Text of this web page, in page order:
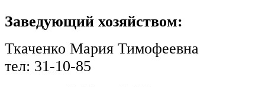
Заведующий хозяйством:
Ткаченко Мария Тимофеевна
тел: 31-10-85